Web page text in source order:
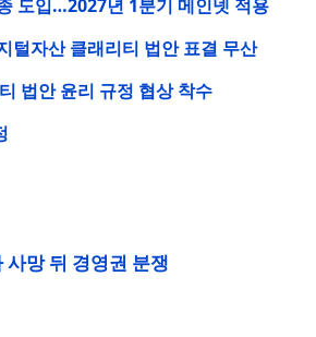
도입…2027년 1분기 메인넷 적용
털자산 클래리티 법안 표결 무산
법안 윤리 규정 협상 착수
망 뒤 경영권 분쟁